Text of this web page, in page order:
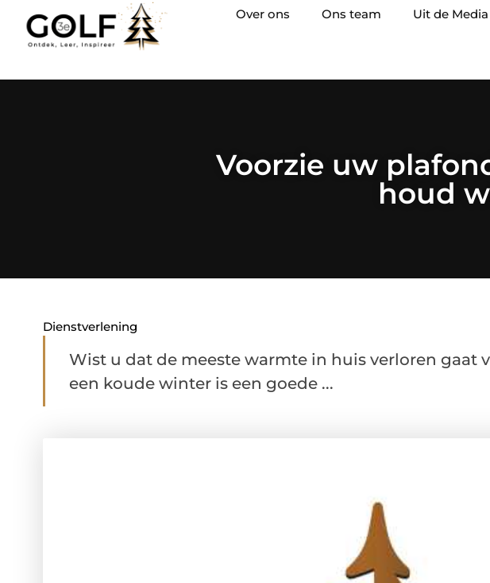
Over ons Ons team Uit de Media
Voorzie uw
houd
Dienstverlening
Wist u dat de meeste warmte in huis verloren gaat
een koude winter is een goede ...